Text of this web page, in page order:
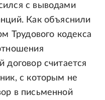
с выводами
Как объяснили
Трудового кодекса
договор считается
с которым не
в письменной